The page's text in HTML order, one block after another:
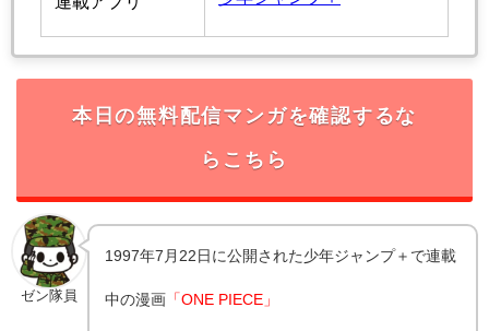
本日の無料配信マンガを確認するな
らこちら
ゼン隊員
1997年7月22日に公開された少年ジャンプ＋で連載
中の漫画 「ONE PIECE」